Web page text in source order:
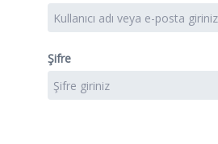
Şifre